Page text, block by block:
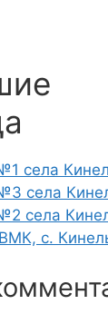
села
села
села
с.